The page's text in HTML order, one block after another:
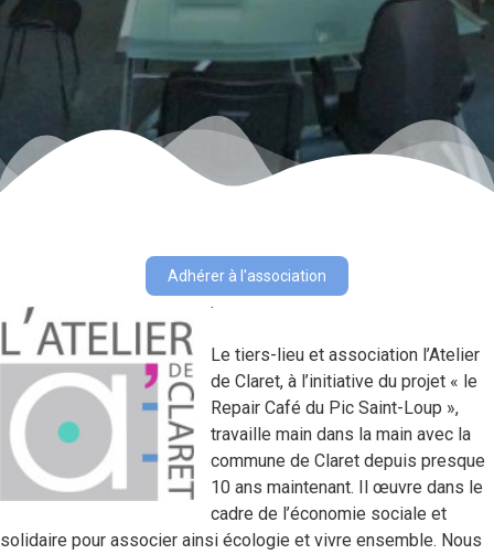
Adhérer à l'association
.
Le tiers-lieu et association l’Atelier
de Claret, à l’initiative du projet « le
Repair Café du Pic Saint-Loup »,
travaille main dans la main avec la
commune de Claret depuis presque
10 ans maintenant. Il œuvre dans le
cadre de l’économie sociale et
solidaire pour associer ainsi écologie et vivre ensemble. Nous